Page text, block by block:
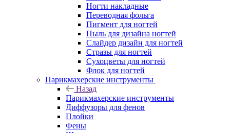
Ногти накладные
Переводная фольга
Пигмент для ногтей
Пыль для дизайна ногтей
Слайдер дизайн для ногтей
Стразы для ногтей
Сухоцветы для ногтей
Флок для ногтей
Парикмахерские инструменты
Назад
Парикмахерские инструменты
Диффузоры для фенов
Плойки
Фены